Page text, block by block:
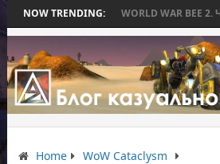
NOW TRENDING:
БИТВЫ WORLD WAR BEE 2. ЧАСТЬ
Home
WoW Cataclysm